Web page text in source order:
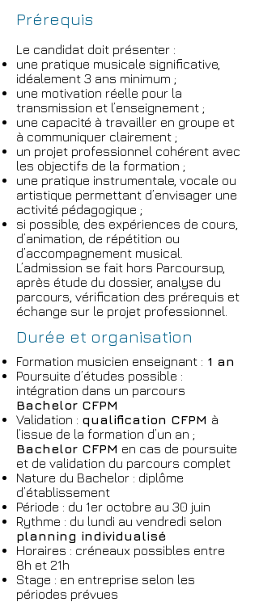
Prérequis
Le candidat doit présenter :
une pratique musicale significative,
idéalement 3 ans minimum ;
une motivation réelle pour la
transmission et l’enseignement ;
une capacité à travailler en groupe et
à communiquer clairement ;
un projet professionnel cohérent avec
les objectifs de la formation ;
une pratique instrumentale, vocale ou
artistique permettant d’envisager une
activité pédagogique ;
si possible, des expériences de cours,
d’animation, de répétition ou
d’accompagnement musical.
L’admission se fait hors Parcoursup,
après étude du dossier, analyse du
parcours, vérification des prérequis et
échange sur le projet professionnel.
Durée et organisation
Formation musicien enseignant : 1 an
Poursuite d’études possible :
intégration dans un parcours
Bachelor CFPM
Validation : qualification CFPM à
l’issue de la formation d’un an ;
Bachelor CFPM en cas de poursuite
et de validation du parcours complet
Nature du Bachelor : diplôme
d’établissement
Période : du 1er octobre au 30 juin
Rythme : du lundi au vendredi selon
planning individualisé
Horaires : créneaux possibles entre
8h et 21h
Stage : en entreprise selon les
périodes prévues